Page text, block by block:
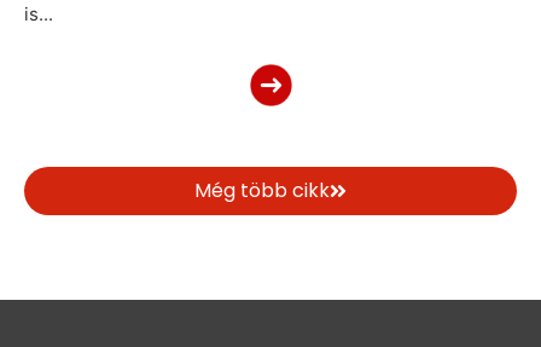
is...
Még több cikk